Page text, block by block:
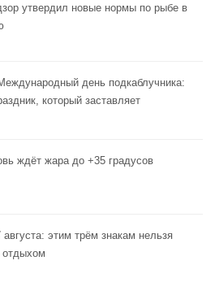
утвердил новые нормы по рыбе в
день подкаблучника:
который заставляет
ждёт жара до +35 градусов
августа: этим трём знакам нельзя
отдыхом